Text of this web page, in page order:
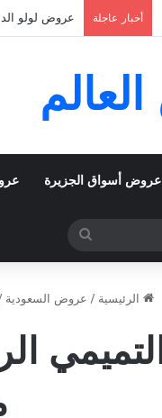
أخبار عاجلة عروض لولو جدة وتبوك اليوم 9 اغسطس 2026
عروض أسواق الجزيرة
بحث
عن
الرئيسية / عروض السعودية